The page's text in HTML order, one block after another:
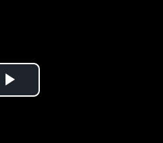
Play Video